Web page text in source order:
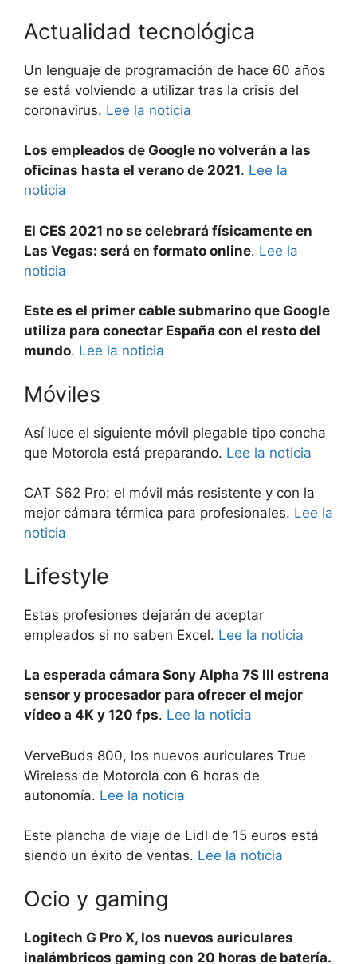
Actualidad tecnológica
Un lenguaje de programación de hace 60 años
se está volviendo a utilizar tras la crisis del
coronavirus. Lee la noticia
Los empleados de Google no volverán a las
oficinas hasta el verano de 2021. Lee la
noticia
El CES 2021 no se celebrará físicamente en
Las Vegas: será en formato online. Lee la
noticia
Este es el primer cable submarino que Google
utiliza para conectar España con el resto del
mundo. Lee la noticia
Móviles
Así luce el siguiente móvil plegable tipo concha
que Motorola está preparando. Lee la noticia
CAT S62 Pro: el móvil más resistente y con la
mejor cámara térmica para profesionales. Lee la
noticia
Lifestyle
Estas profesiones dejarán de aceptar
empleados si no saben Excel. Lee la noticia
La esperada cámara Sony Alpha 7S III estrena
sensor y procesador para ofrecer el mejor
vídeo a 4K y 120 fps. Lee la noticia
VerveBuds 800, los nuevos auriculares True
Wireless de Motorola con 6 horas de
autonomía. Lee la noticia
Este plancha de viaje de Lidl de 15 euros está
siendo un éxito de ventas. Lee la noticia
Ocio y gaming
Logitech G Pro X, los nuevos auriculares
inalámbricos gaming con 20 horas de batería.